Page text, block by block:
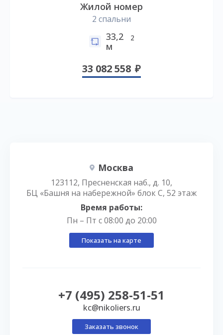
Жилой номер
2 спальни
33,2
м
2
33 082 558
Москва
123112, Пресненская наб., д. 10,
БЦ «Башня на набережной» блок С, 52 этаж
Время работы:
Пн – Пт с 08:00 до 20:00
Показать на карте
+7 (495) 258-51-51
kc@nikoliers.ru
Заказать звонок